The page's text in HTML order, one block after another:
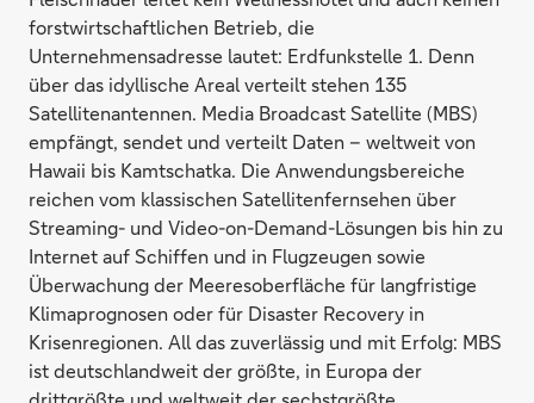
forstwirtschaftlichen Betrieb, die
Unternehmensadresse lautet: Erdfunkstelle 1. Denn
über das idyllische Areal verteilt stehen 135
Satellitenantennen. Media Broadcast Satellite (MBS)
empfängt, sendet und verteilt Daten – weltweit von
Hawaii bis Kamtschatka. Die Anwendungsbereiche
reichen vom klassischen Satellitenfernsehen über
Streaming- und Video-on-Demand-Lösungen bis hin zu
Internet auf Schiffen und in Flugzeugen sowie
Überwachung der Meeresoberfläche für langfristige
Klimaprognosen oder für Disaster Recovery in
Krisenregionen. All das zuverlässig und mit Erfolg: MBS
ist deutschlandweit der größte, in Europa der